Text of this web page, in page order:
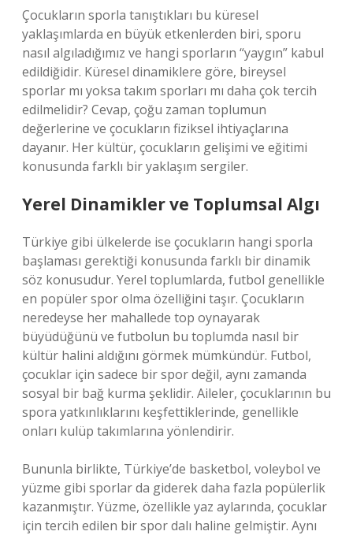
Çocukların sporla tanıştıkları bu küresel
yaklaşımlarda en büyük etkenlerden biri, sporu
nasıl algıladığımız ve hangi sporların “yaygın” kabul
edildiğidir. Küresel dinamiklere göre, bireysel
sporlar mı yoksa takım sporları mı daha çok tercih
edilmelidir? Cevap, çoğu zaman toplumun
değerlerine ve çocukların fiziksel ihtiyaçlarına
dayanır. Her kültür, çocukların gelişimi ve eğitimi
konusunda farklı bir yaklaşım sergiler.
Yerel Dinamikler ve Toplumsal Algı
Türkiye gibi ülkelerde ise çocukların hangi sporla
başlaması gerektiği konusunda farklı bir dinamik
söz konusudur. Yerel toplumlarda, futbol genellikle
en popüler spor olma özelliğini taşır. Çocukların
neredeyse her mahallede top oynayarak
büyüdüğünü ve futbolun bu toplumda nasıl bir
kültür halini aldığını görmek mümkündür. Futbol,
çocuklar için sadece bir spor değil, aynı zamanda
sosyal bir bağ kurma şeklidir. Aileler, çocuklarının bu
spora yatkınlıklarını keşfettiklerinde, genellikle
onları kulüp takımlarına yönlendirir.
Bununla birlikte, Türkiye’de basketbol, voleybol ve
yüzme gibi sporlar da giderek daha fazla popülerlik
kazanmıştır. Yüzme, özellikle yaz aylarında, çocuklar
için tercih edilen bir spor dalı haline gelmiştir. Aynı